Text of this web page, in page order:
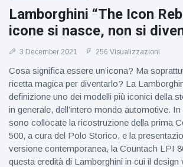
Lamborghini “The Icon
icone si nasce, non si
3 December 2021 256 Visualizzazioni
Cosa significa essere un’icona? Ma
ricetta magica per diventarlo? La
definizione uno dei modelli più iconici della
in generale, dell’intero mondo automotive.
sono collocate la ricostruzione della prima
500, a cura del Polo Storico, e la
versione contemporanea, la Countach LPI
questa eredità di Lamborghini in cui il